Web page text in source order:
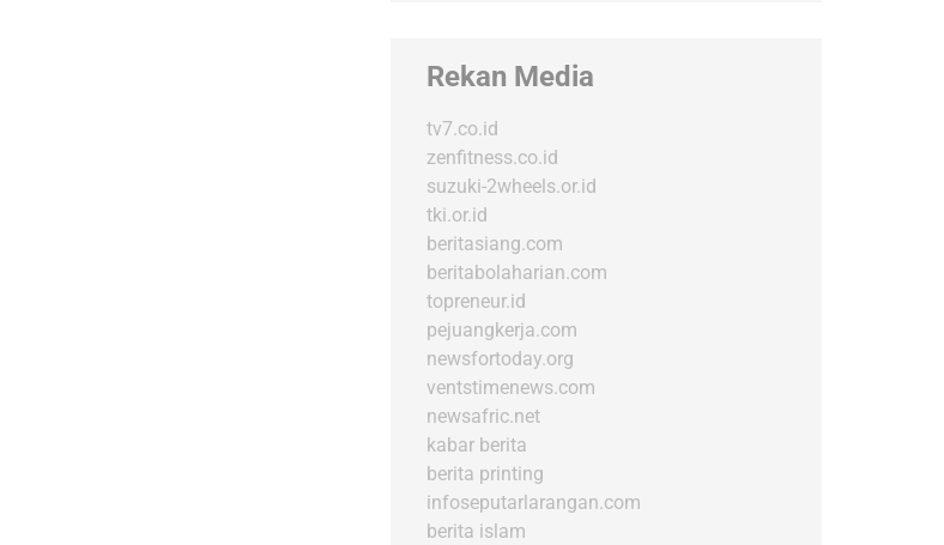
Rekan Media
tv7.co.id
zenfitness.co.id
suzuki-2wheels.or.id
tki.or.id
beritasiang.com
beritabolaharian.com
topreneur.id
pejuangkerja.com
newsfortoday.org
ventstimenews.com
newsafric.net
kabar berita
berita printing
infoseputarlarangan.com
berita islam